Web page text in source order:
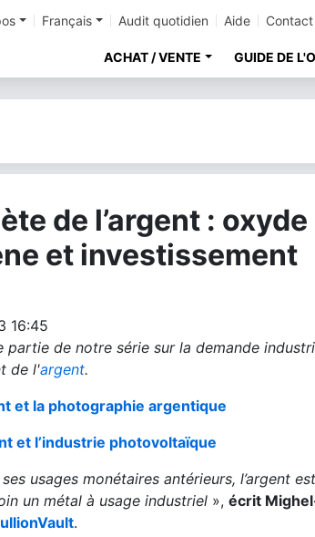
Français Audit quotidien Aide Contact
ACHAT / VENTE GUIDE DE
de l’argent : oxyde
et investissement
16:45
partie de notre série sur la demande
de l'argent.
et la photographie argentique
et l’industrie photovoltaïque
usages monétaires antérieurs, l’argent est
un métal à usage industriel », écrit
.